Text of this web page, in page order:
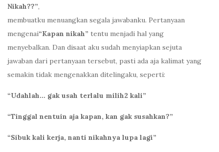
Nikah??”,
membuatku menuangkan segala jawabanku. Pertanyaan
mengenai“Kapan nikah” tentu menjadi hal yang
menyebalkan. Dan disaat aku sudah menyiapkan sejuta
jawaban dari pertanyaan tersebut, pasti ada aja kalimat yang
semakin tidak mengenakkan ditelingaku, seperti:
“Udahlah… gak usah terlalu milih2 kali”
“Tinggal nentuin aja kapan, kan gak susahkan?”
“Sibuk kali kerja, nanti nikahnya lupa lagi”